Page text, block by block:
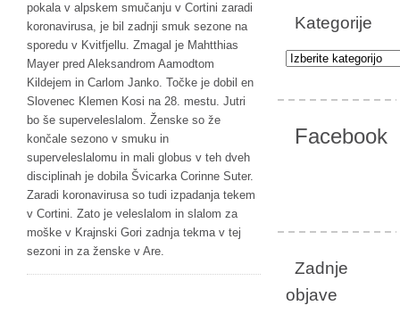
pokala v alpskem smučanju v Cortini zaradi
koronavirusa, je bil zadnji smuk sezone na
sporedu v Kvitfjellu. Zmagal je Mahtthias
Mayer pred Aleksandrom Aamodtom
Kildejem in Carlom Janko. Točke je dobil en
Slovenec Klemen Kosi na 28. mestu. Jutri
bo še superveleslalom. Ženske so že
končale sezono v smuku in
superveleslalomu in mali globus v teh dveh
disciplinah je dobila Švicarka Corinne Suter.
Zaradi koronavirusa so tudi izpadanja tekem
v Cortini. Zato je veleslalom in slalom za
moške v Krajnski Gori zadnja tekma v tej
sezoni in za ženske v Are.
Kategorije
Kategorije
Facebook
Zadnje
objave